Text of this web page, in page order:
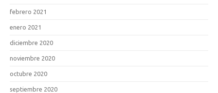
febrero 2021
enero 2021
diciembre 2020
noviembre 2020
octubre 2020
septiembre 2020